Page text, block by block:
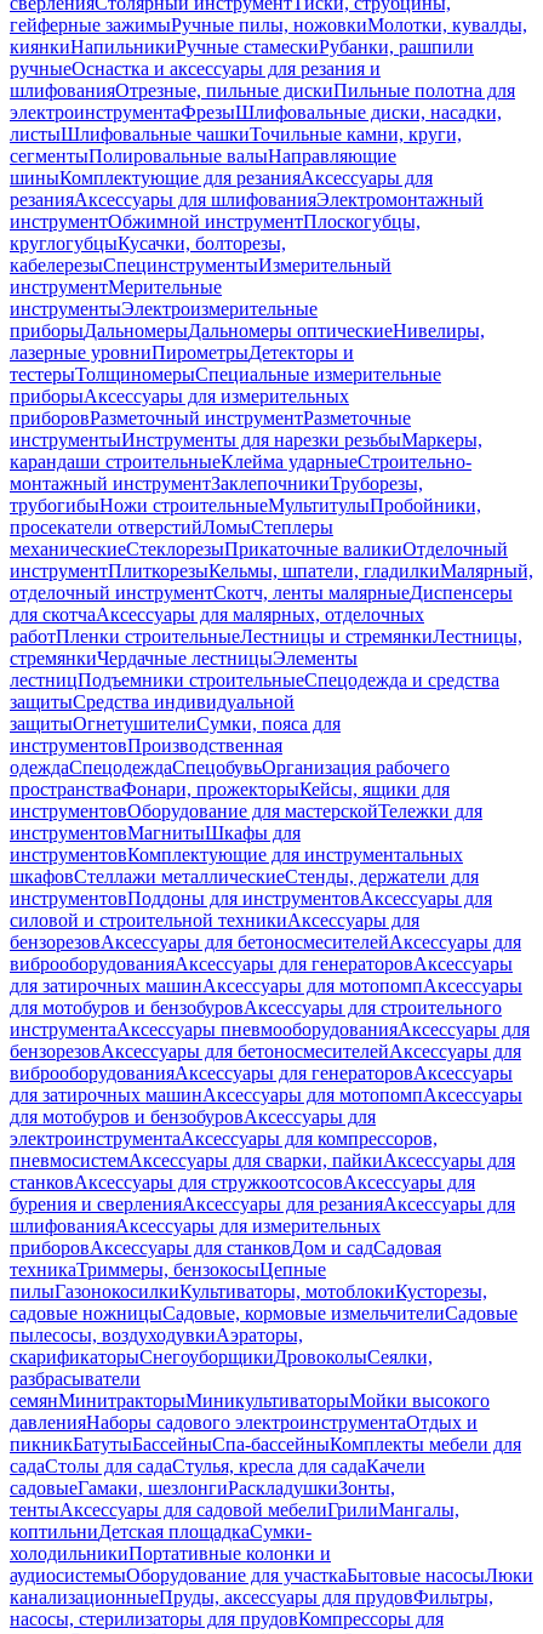
гейферные зажимыРучные пилы, ножовкиМолотки, кувалды,
киянкиНапильникиРучные стамескиРубанки, рашпили
ручныеОснастка и аксессуары для резания и
шлифованияОтрезные, пильные дискиПильные полотна для
электроинструментаФрезыШлифовальные диски, насадки,
листыШлифовальные чашкиТочильные камни, круги,
сегментыПолировальные валыНаправляющие
шиныКомплектующие для резанияАксессуары для
резанияАксессуары для шлифованияЭлектромонтажный
инструментОбжимной инструментПлоскогубцы,
круглогубцыКусачки, болторезы,
кабелерезыСпецинструментыИзмерительный
инструментМерительные
инструментыЭлектроизмерительные
приборыДальномерыДальномеры оптическиеНивелиры,
лазерные уровниПирометрыДетекторы и
тестерыТолщиномерыСпециальные измерительные
приборыАксессуары для измерительных
приборовРазметочный инструментРазметочные
инструментыИнструменты для нарезки резьбыМаркеры,
карандаши строительныеКлейма ударныеСтроительно-
монтажный инструментЗаклепочникиТруборезы,
трубогибыНожи строительныеМультитулыПробойники,
просекатели отверстийЛомыСтеплеры
механическиеСтеклорезыПрикаточные валикиОтделочный
инструментПлиткорезыКельмы, шпатели, гладилкиМалярный,
отделочный инструментСкотч, ленты малярныеДиспенсеры
для скотчаАксессуары для малярных, отделочных
работПленки строительныеЛестницы и стремянкиЛестницы,
стремянкиЧердачные лестницыЭлементы
лестницПодъемники строительныеСпецодежда и средства
защитыСредства индивидуальной
защитыОгнетушителиСумки, пояса для
инструментовПроизводственная
одеждаСпецодеждаСпецобувьОрганизация рабочего
пространстваФонари, прожекторыКейсы, ящики для
инструментовОборудование для мастерскойТележки для
инструментовМагнитыШкафы для
инструментовКомплектующие для инструментальных
шкафовСтеллажи металлическиеСтенды, держатели для
инструментовПоддоны для инструментовАксессуары для
силовой и строительной техникиАксессуары для
бензорезовАксессуары для бетоносмесителейАксессуары для
виброоборудованияАксессуары для генераторовАксессуары
для затирочных машинАксессуары для мотопомпАксессуары
для мотобуров и бензобуровАксессуары для строительного
инструментаАксессуары пневмооборудованияАксессуары для
бензорезовАксессуары для бетоносмесителейАксессуары для
виброоборудованияАксессуары для генераторовАксессуары
для затирочных машинАксессуары для мотопомпАксессуары
для мотобуров и бензобуровАксессуары для
электроинструментаАксессуары для компрессоров,
пневмосистемАксессуары для сварки, пайкиАксессуары для
станковАксессуары для стружкоотсосовАксессуары для
бурения и сверленияАксессуары для резанияАксессуары для
шлифованияАксессуары для измерительных
приборовАксессуары для станковДом и садСадовая
техникаТриммеры, бензокосыЦепные
пилыГазонокосилкиКультиваторы, мотоблокиКусторезы,
садовые ножницыСадовые, кормовые измельчителиСадовые
пылесосы, воздуходувкиАэраторы,
скарификаторыСнегоуборщикиДровоколыСеялки,
разбрасыватели
семянМинитракторыМиникультиваторыМойки высокого
давленияНаборы садового электроинструментаОтдых и
пикникБатутыБассейныСпа-бассейныКомплекты мебели для
садаСтолы для садаСтулья, кресла для садаКачели
садовыеГамаки, шезлонгиРаскладушкиЗонты,
тентыАксессуары для садовой мебелиГрилиМангалы,
коптильниДетская площадкаСумки-
холодильникиПортативные колонки и
аудиосистемыОборудование для участкаБытовые насосыЛюки
канализационныеПруды, аксессуары для прудовФильтры,
насосы, стерилизаторы для прудовКомпрессоры для